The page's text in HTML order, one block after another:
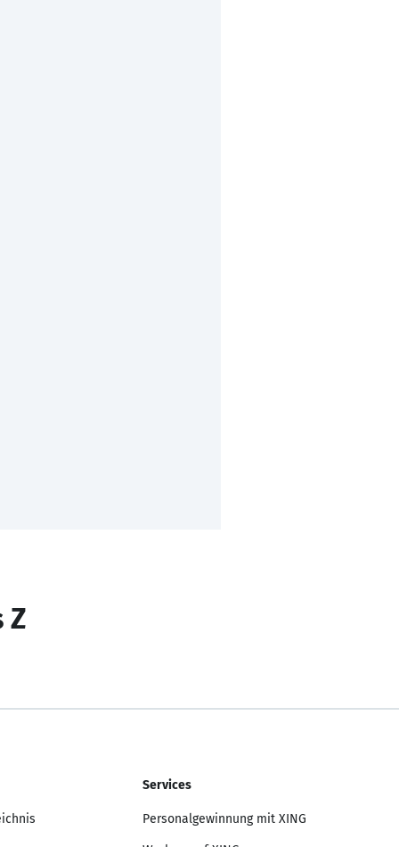
Z
Services
Personalgewinnung mit XING